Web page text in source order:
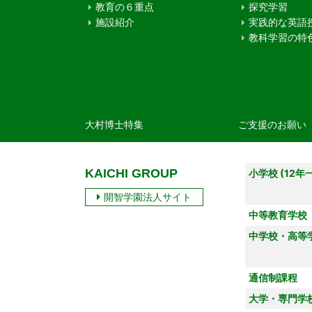
教育の６重点
施設紹介
探究学習
実践的な英語
教科学習の特
大村博士特集 ご支援のお願い
KAICHI GROUP
開智学園法人サイト
小学校 (12年
中等教育学校
中学校・高等
通信制課程
大学・専門学